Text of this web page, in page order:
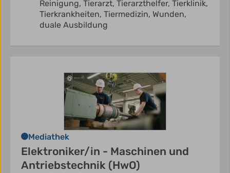
Reinigung, Tierarzt, Tierarzthelfer, Tierklinik,
Tierkrankheiten, Tiermedizin, Wunden,
duale Ausbildung
Mediathek
Elektroniker/in - Maschinen und
Antriebstechnik (HwO)